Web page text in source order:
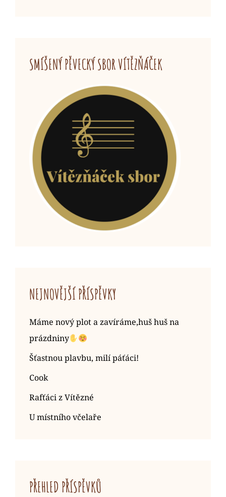
SMÍŠENÝ PĚVECKÝ SBOR VÍTĚZŇÁČEK
NEJNOVĚJŠÍ PŘÍSPĚVKY
Máme nový plot a zavíráme,huš huš na
prázdniny
Šťastnou plavbu, milí páťáci!
Cook
Rafťáci z Vítězné
U místního včelaře
PŘEHLED PŘÍSPĚVKŮ